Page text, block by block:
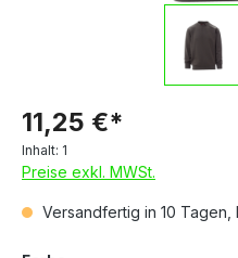
11,25 €*
Inhalt: 1
Preise exkl. MWSt.
Versandfertig in 10